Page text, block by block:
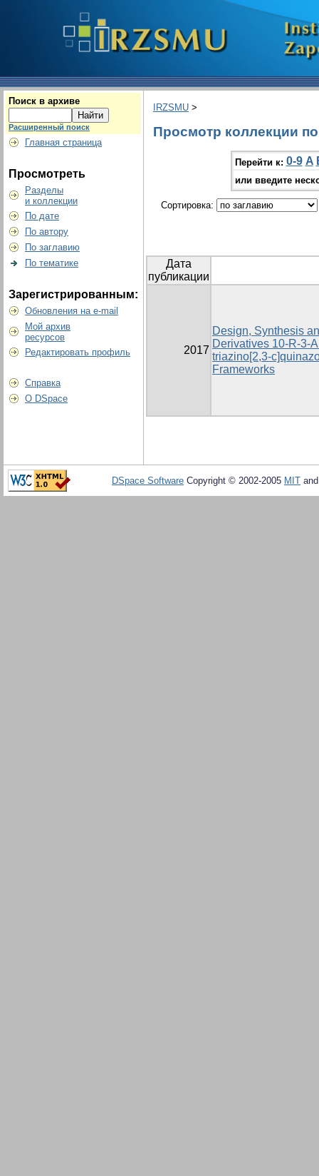
Поиск в архиве
Расширенный поиск
Главная страница
Просмотреть
Разделы
и коллекции
По дате
По автору
По заглавию
По тематике
Зарегистрированным:
Обновления на e-mail
Мой архив
ресурсов
Редактировать профиль
Справка
О DSpace
IRZSMU >
Просмотр коллекции
Перейти к: 0-9 A
или введите
Сортировка:
Дата
публикации
2017
Design, Synthesis
Derivatives 10-R-3-
triazino[2,3-
Frameworks
DSpace Software Copyright © 2002-2005 MIT